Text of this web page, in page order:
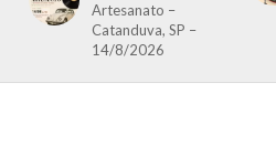
Artesanato –
Catanduva, SP –
14/8/2026